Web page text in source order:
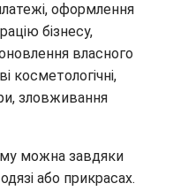
оформлення
бізнесу,
власного
косметологічні,
зловживання
можна завдяки
або прикрасах.